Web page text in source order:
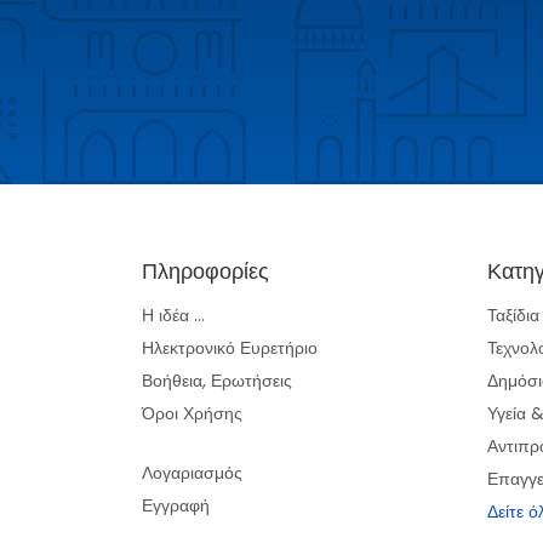
Πληροφορίες
Η ιδέα ...
Ηλεκτρονικό Ευρετήριο
Βοήθεια, Ερωτήσεις
Όροι Χρήσης
Λογαριασμός
Εγγραφή
Υγεία
Δείτε